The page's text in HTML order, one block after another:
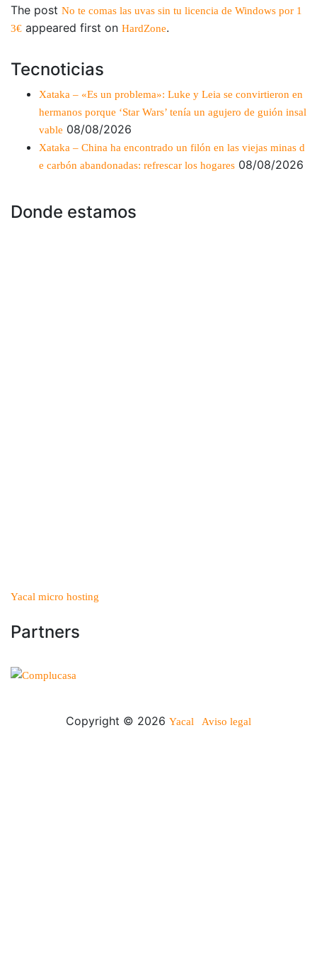
The post No te comas las uvas sin tu licencia de Windows por 1
3€ appeared first on HardZone.
Tecnoticias
Xataka – «Es un problema»: Luke y Leia se convirtieron en
hermanos porque ‘Star Wars’ tenía un agujero de guión insal
vable 08/08/2026
Xataka – China ha encontrado un filón en las viejas minas d
e carbón abandonadas: refrescar los hogares 08/08/2026
Donde estamos
Yacal micro hosting
Partners
Copyright © 2026 Yacal Aviso legal